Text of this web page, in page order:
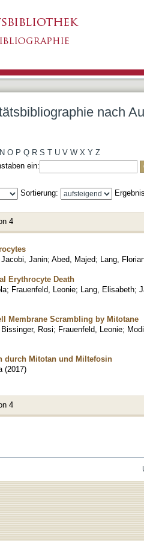
nach
N O P Q R S T U V W X Y Z
ein:
Sortierung:
4
Jacobi, Janin; Abed, Majed; Lang,
Erythrocyte Death
; Frauenfeld, Leonie; Lang, Elisabeth;
Membrane Scrambling by Mitotane
Bissinger, Rosi; Frauenfeld, Leonie;
durch Mitotan und Miltefosin
(2017)
4